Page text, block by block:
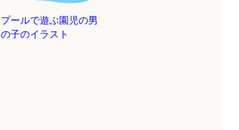
プールで遊ぶ園児の男
の子のイラスト